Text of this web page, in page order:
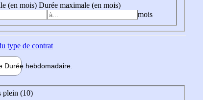
(en mois) Durée maximale (en mois)
mois
type de contrat
Durée hebdomadaire
plein (10)